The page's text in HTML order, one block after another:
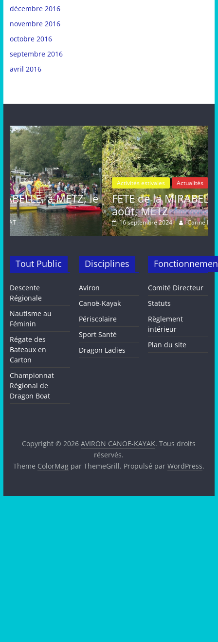
décembre 2016
novembre 2016
octobre 2016
septembre 2016
avril 2016
Activités estivales Actualités
FETE de la MIRABELLE, dimanche 25
août, METZ
16 septembre 2024 Carine MARAT
Tout Public
Descente
Régionale
Nautisme au
Féminin
Régate des
Bateaux en
Carton
Championnat
Régional de
Dragon Boat
Disciplines
Aviron
Canoë-Kayak
Périscolaire
Sport Santé
Dragon Ladies
Comité Directeur
Statuts
Règlement
intérieur
Plan du site
Copyright © 2026AVIRON CANOE-KAYAK. Tous droits
réservés.
Theme ColorMag par ThemeGrill. Propulsé parWordPress.